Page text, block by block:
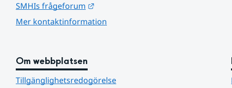
SMHIs frågeforum
Mer kontaktinformation
Om webbplatsen
Tillgänglighetsredogörelse